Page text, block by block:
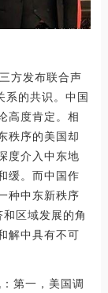
方发布联合声
系的共识。中国
高度肯定。相
秩序的美国却
度介入中东地
缓。而中国作
种中东新秩序
区域发展的角
解中具有不可
第一，美国调